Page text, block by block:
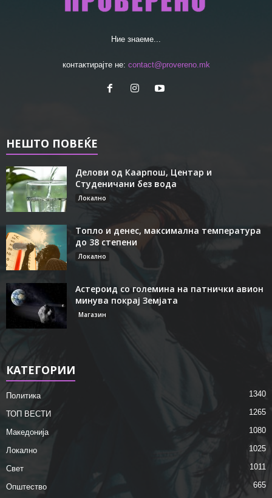
Ние знаеме...
контактирајте не: contact@provereno.mk
НЕШТО ПОВЕЌЕ
Делови од Каарпош, Центар и
Студеничани без вода
Локално
Топло и денес, максимална температура
до 38 степени
Локално
Астероид со големина на патнички авион
минува покрај Земјата
Магазин
КАТЕГОРИИ
Политика 1340
ТОП ВЕСТИ 1265
Македонија 1080
Локално 1025
Свет 1011
Општество 665